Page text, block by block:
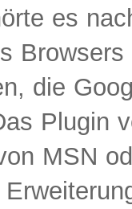
es
die
Plugin
MSN